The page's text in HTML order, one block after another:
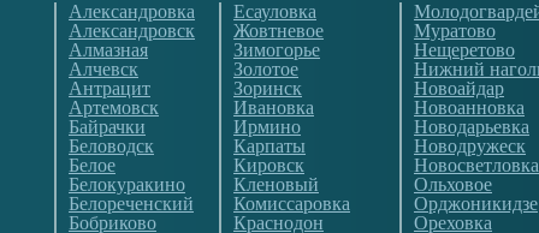
Александровка
Александровск
Алмазная
Алчевск
Антрацит
Артемовск
Байрачки
Беловодск
Белое
Белокуракино
Белореченский
Бобриково
Есауловка
Жовтневое
Зимогорье
Золотое
Зоринск
Ивановка
Ирмино
Карпаты
Кировск
Кленовый
Комиссаровка
Краснодон
Муратово
Нещеретово
Нижний
Новоайдар
Новоанновка
Новодарьевка
Новодружеск
Новосветловка
Ольховое
Орджоникидзе
Ореховка